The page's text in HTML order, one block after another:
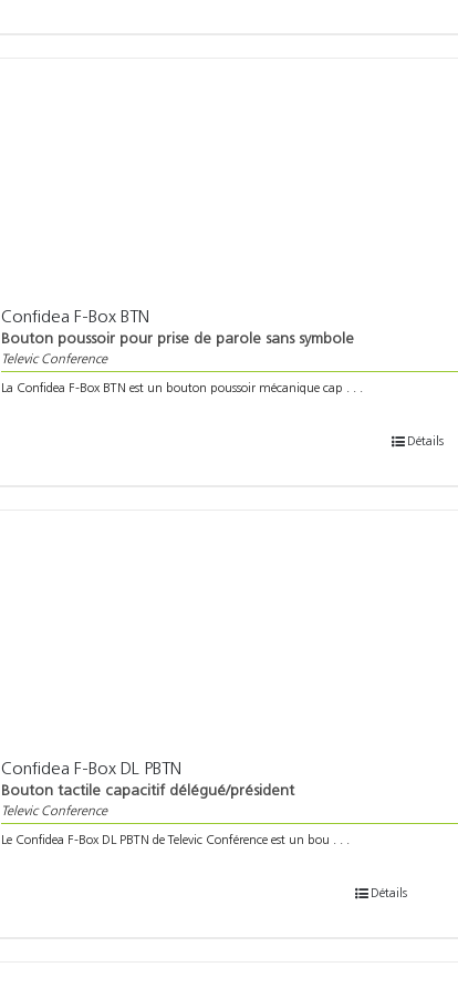
Confidea F-Box BTN
Bouton poussoir pour prise de parole sans symbole
Televic Conference
La Confidea F-Box BTN est un bouton poussoir mécanique cap . . .
Détails
Confidea F-Box DL PBTN
Bouton tactile capacitif délégué/président
Televic Conference
Le Confidea F-Box DL PBTN de Televic Conférence est un bou . . .
Détails